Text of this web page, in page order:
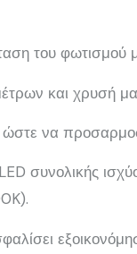
του
και χρυσή
ώστε να
συνολικής